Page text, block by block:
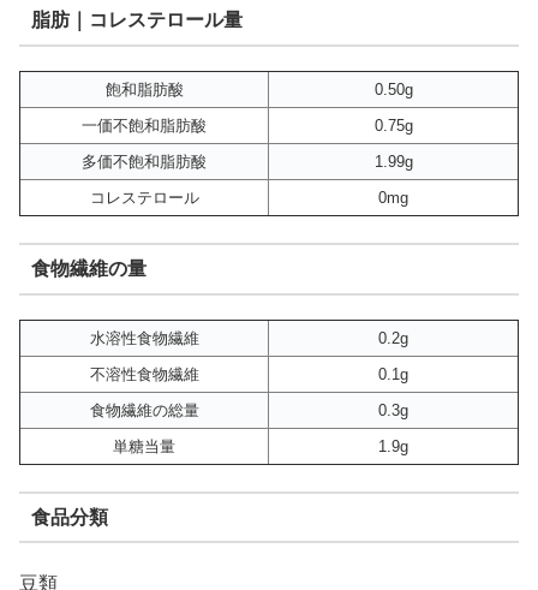
脂肪｜コレステロール量
飽和脂肪酸
0.50g
一価不飽和脂肪酸
0.75g
多価不飽和脂肪酸
1.99g
コレステロール
0mg
食物繊維の量
水溶性食物繊維
0.2g
不溶性食物繊維
0.1g
食物繊維の総量
0.3g
単糖当量
1.9g
食品分類
豆類